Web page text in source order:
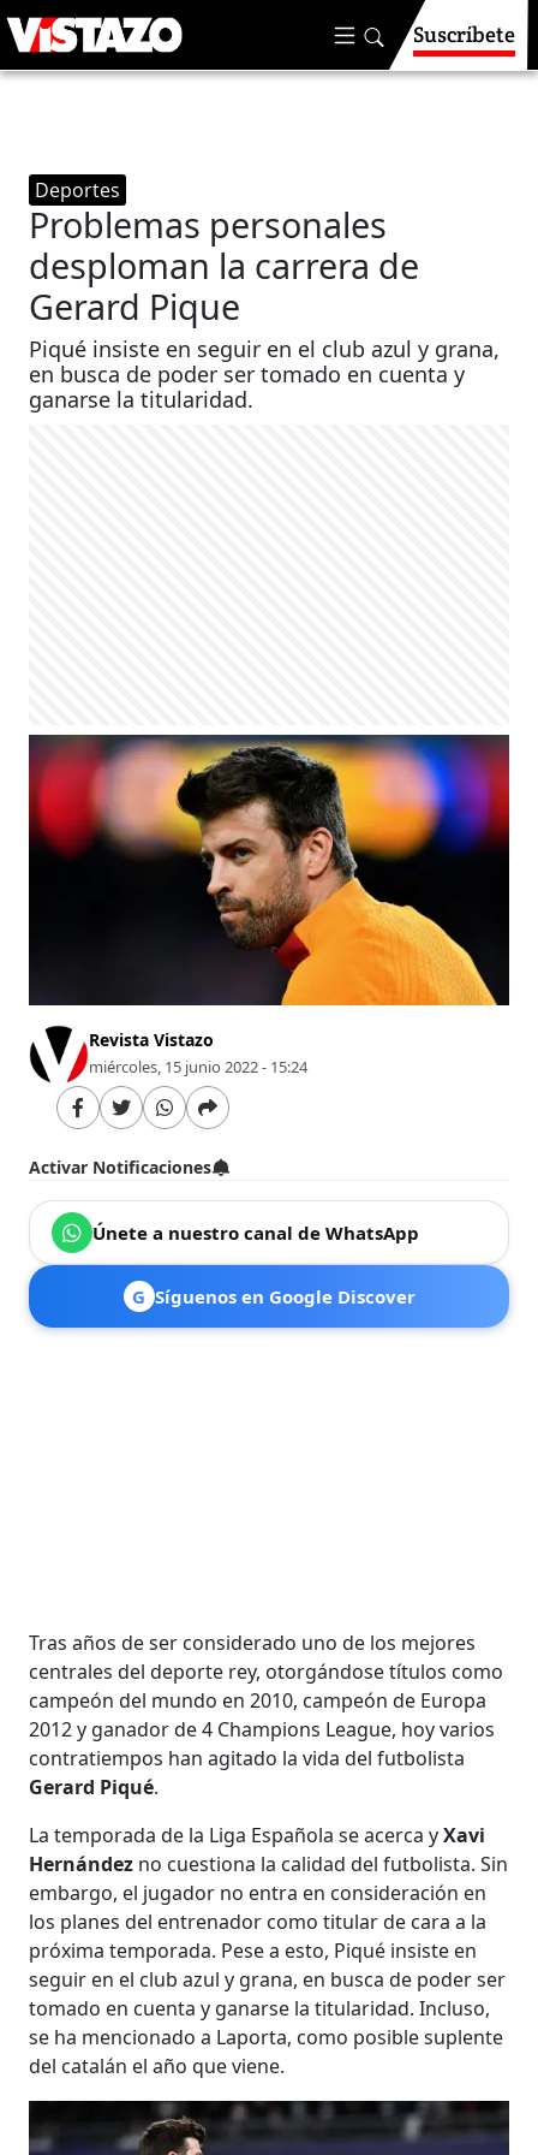
Suscríbete
Deportes
Problemas personales
desploman la carrera de
Gerard Pique
Piqué insiste en seguir en el club azul y grana,
en busca de poder ser tomado en cuenta y
ganarse la titularidad.
Revista Vistazo
miércoles, 15 junio 2022 - 15:24
Activar Notificaciones
Únete a nuestro canal de WhatsApp
G Síguenos en Google Discover
Tras años de ser considerado uno de los mejores
centrales del deporte rey, otorgándose títulos como
campeón del mundo en 2010, campeón de Europa
2012 y ganador de 4 Champions League, hoy varios
contratiempos han agitado la vida del futbolista
Gerard Piqué.
La temporada de la Liga Española se acerca yXavi
Hernández no cuestiona la calidad del futbolista. Sin
embargo, el jugador no entra en consideración en
los planes del entrenador como titular de cara a la
próxima temporada. Pese a esto, Piqué insiste en
seguir en el club azul y grana, en busca de poder ser
tomado en cuenta y ganarse la titularidad. Incluso,
se ha mencionado a Laporta, como posible suplente
del catalán el año que viene.